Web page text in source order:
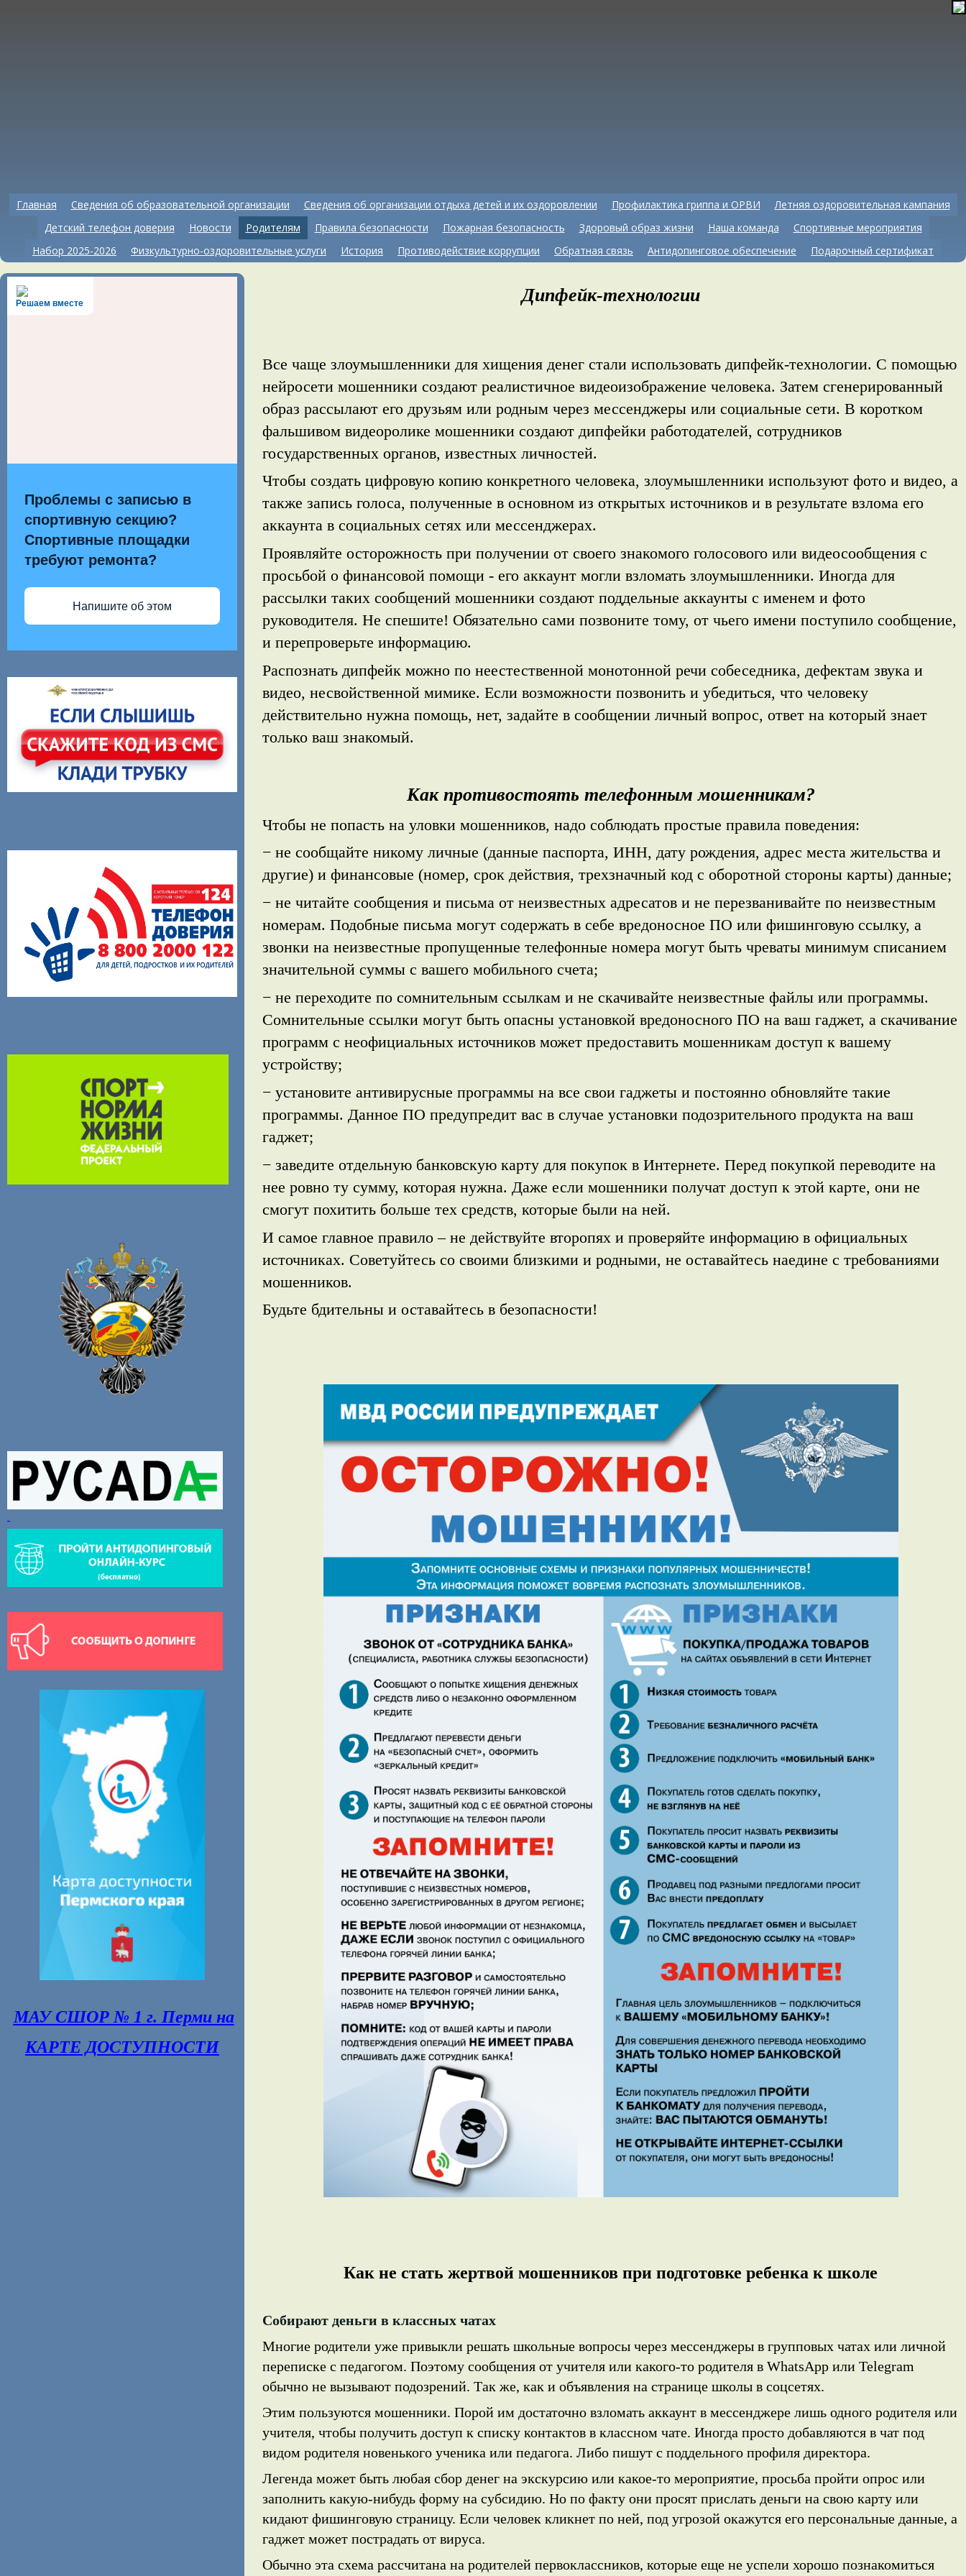
Главная Сведения об образовательной организации Сведения об организации отдыха детей и их оздоровлении Профилактика гриппа и ОРВИ
Летняя оздоровительная кампания
Детский телефон доверия
Новости Родителям Правила безопасности Пожарная безопасность Здоровый образ жизни Наша команда
Спортивные мероприятия
Набор 2025-2026
Физкультурно-оздоровительные услуги История Противодействие коррупции Обратная связь Антидопинговое обеспечение Подарочный сертификат
Решаем вместе
Проблемы с записью в
спортивную секцию?
Спортивные площадки
требуют ремонта?
Напишите об этом
МАУ СШОР № 1 г. Перми на
КАРТЕ ДОСТУПНОСТИ
Дипфейк-технологии
Все чаще злоумышленники для хищения денег стали использовать дипфейк-технологии. С помощью
нейросети мошенники создают реалистичное видеоизображение человека. Затем сгенерированный
образ рассылают его друзьям или родным через мессенджеры или социальные сети. В коротком
фальшивом видеоролике мошенники создают дипфейки работодателей, сотрудников
государственных органов, известных личностей.
Чтобы создать цифровую копию конкретного человека, злоумышленники используют фото и видео, а
также запись голоса, полученные в основном из открытых источников и в результате взлома его
аккаунта в социальных сетях или мессенджерах.
Проявляйте осторожность при получении от своего знакомого голосового или видеосообщения с
просьбой о финансовой помощи - его аккаунт могли взломать злоумышленники. Иногда для
рассылки таких сообщений мошенники создают поддельные аккаунты с именем и фото
руководителя. Не спешите! Обязательно сами позвоните тому, от чьего имени поступило сообщение,
и перепроверьте информацию.
Распознать дипфейк можно по неестественной монотонной речи собеседника, дефектам звука и
видео, несвойственной мимике. Если возможности позвонить и убедиться, что человеку
действительно нужна помощь, нет, задайте в сообщении личный вопрос, ответ на который знает
только ваш знакомый.
Как противостоять телефонным мошенникам?
Чтобы не попасть на уловки мошенников, надо соблюдать простые правила поведения:
− не сообщайте никому личные (данные паспорта, ИНН, дату рождения, адрес места жительства и
другие) и финансовые (номер, срок действия, трехзначный код с оборотной стороны карты) данные;
− не читайте сообщения и письма от неизвестных адресатов и не перезванивайте по неизвестным
номерам. Подобные письма могут содержать в себе вредоносное ПО или фишинговую ссылку, а
звонки на неизвестные пропущенные телефонные номера могут быть чреваты минимум списанием
значительной суммы с вашего мобильного счета;
− не переходите по сомнительным ссылкам и не скачивайте неизвестные файлы или программы.
Сомнительные ссылки могут быть опасны установкой вредоносного ПО на ваш гаджет, а скачивание
программ с неофициальных источников может предоставить мошенникам доступ к вашему
устройству;
− установите антивирусные программы на все свои гаджеты и постоянно обновляйте такие
программы. Данное ПО предупредит вас в случае установки подозрительного продукта на ваш
гаджет;
− заведите отдельную банковскую карту для покупок в Интернете. Перед покупкой переводите на
нее ровно ту сумму, которая нужна. Даже если мошенники получат доступ к этой карте, они не
смогут похитить больше тех средств, которые были на ней.
И самое главное правило – не действуйте второпях и проверяйте информацию в официальных
источниках. Советуйтесь со своими близкими и родными, не оставайтесь наедине с требованиями
мошенников.
Будьте бдительны и оставайтесь в безопасности!
Как не стать жертвой мошенников при подготовке ребенка к школе
Собирают деньги в классных чатах
Многие родители уже привыкли решать школьные вопросы через мессенджеры в групповых чатах или личной
переписке с педагогом. Поэтому сообщения от учителя или какого-то родителя в WhatsApp или Telegram
обычно не вызывают подозрений. Так же, как и объявления на странице школы в соцсетях.
Этим пользуются мошенники. Порой им достаточно взломать аккаунт в мессенджере лишь одного родителя или
учителя, чтобы получить доступ к списку контактов в классном чате. Иногда просто добавляются в чат под
видом родителя новенького ученика или педагога. Либо пишут с поддельного профиля директора.
Легенда может быть любая сбор денег на экскурсию или какое-то мероприятие, просьба пройти опрос или
заполнить какую-нибудь форму на субсидию. Но по факту они просят прислать деньги на свою карту или
кидают фишинговую страницу. Если человек кликнет по ней, под угрозой окажутся его персональные данные, а
гаджет может пострадать от вируса.
Обычно эта схема рассчитана на родителей первоклассников, которые еще не успели хорошо познакомиться